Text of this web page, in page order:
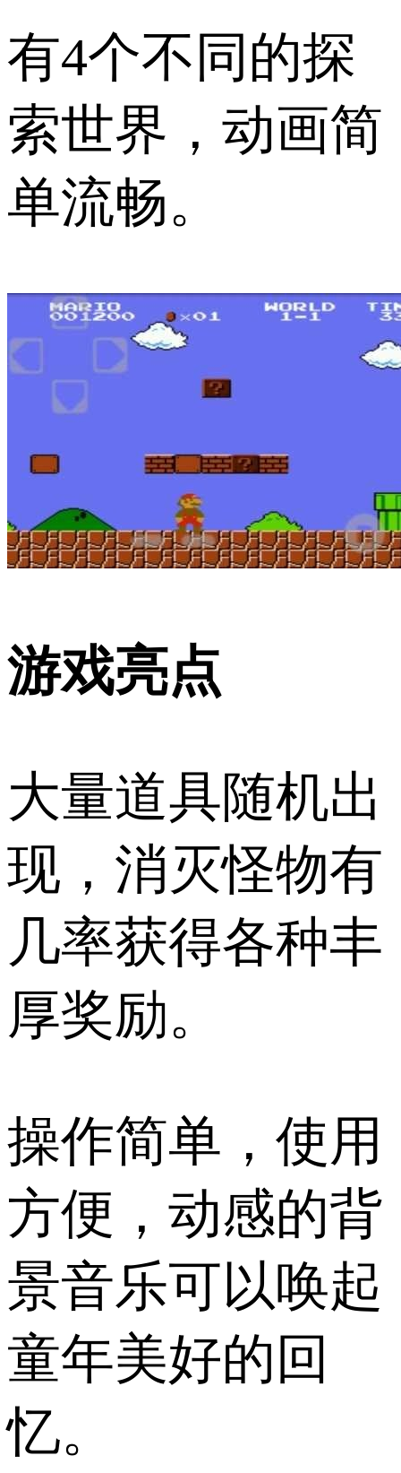
有4个不同的探
索世界，动画简
单流畅。
游戏亮点
大量道具随机出
现，消灭怪物有
几率获得各种丰
厚奖励。
操作简单，使用
方便，动感的背
景音乐可以唤起
童年美好的回
忆。